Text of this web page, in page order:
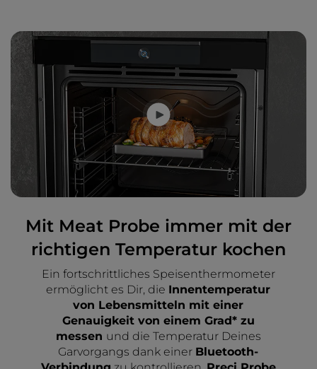
Mit Meat Probe immer mit der
richtigen Temperatur kochen
Ein fortschrittliches Speisenthermometer
ermöglicht es Dir, die Innentemperatur
von Lebensmitteln mit einer
Genauigkeit von einem Grad* zu
messen und die Temperatur Deines
Garvorgangs dank einer Bluetooth-